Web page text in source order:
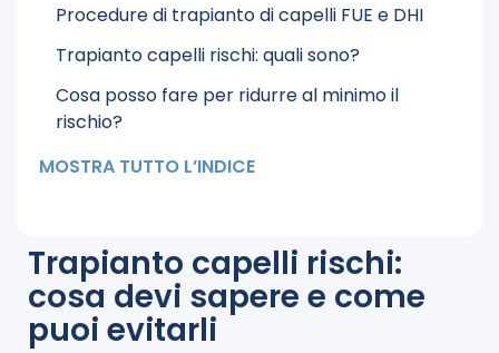
Procedure di trapianto di capelli FUE e DHI
Trapianto capelli rischi: quali sono?
Cosa posso fare per ridurre al minimo il
rischio?
Scelta della clinica
MOSTRA TUTTO L’INDICE
Trapianto capelli rischi:
cosa devi sapere e come
puoi evitarli